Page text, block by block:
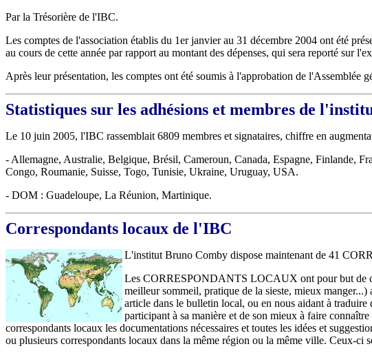
Par la Trésorière de l'IBC.
Les comptes de l'association établis du 1er janvier au 31 décembre 2004 ont été
au cours de cette année par rapport au montant des dépenses, qui sera reporté sur
Après leur présentation, les comptes ont été soumis à l'approbation de l'Assemblée
Statistiques sur les adhésions et membres de
Le 10 juin 2005, l'IBC rassemblait 6809 membres et signataires, chiffre en
- Allemagne, Australie, Belgique, Brésil, Cameroun, Canada, Espagne, Finlande,
Congo, Roumanie, Suisse, Togo, Tunisie, Ukraine, Uruguay, USA.
- DOM : Guadeloupe, La Réunion, Martinique.
Correspondants locaux de l'IBC
L'institut Bruno Comby dispose maintenant de 41
Les CORRESPONDANTS LOCAUX ont pour but de
meilleur sommeil, pratique de la sieste, mieux
article dans le bulletin local, ou en nous aidant à traduire
participant à sa manière et de son mieux à faire
correspondants locaux les documentations nécessaires et toutes les idées et
ou plusieurs correspondants locaux dans la même région ou la même ville. Ceux-ci